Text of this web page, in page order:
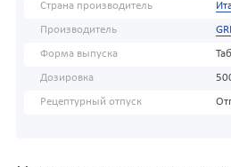
Страна производитель
Производитель
Форма выпуска
Дозировка
Рецептурный отпуск